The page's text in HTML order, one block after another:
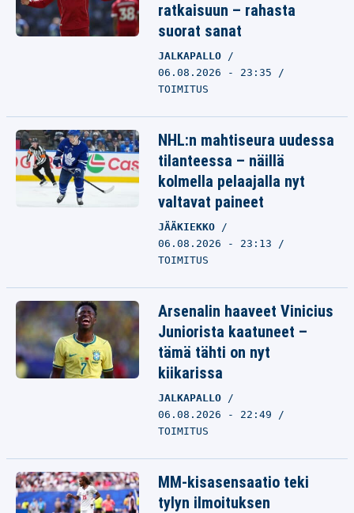
ratkaisuun – rahasta
suorat sanat
JALKAPALLO
06.08.2026 - 23:35
TOIMITUS
NHL:n mahtiseura uudessa
tilanteessa – näillä
kolmella pelaajalla nyt
valtavat paineet
JÄÄKIEKKO
06.08.2026 - 23:13
TOIMITUS
Arsenalin haaveet Vinicius
Juniorista kaatuneet –
tämä tähti on nyt
kiikarissa
JALKAPALLO
06.08.2026 - 22:49
TOIMITUS
MM-kisasensaatio teki
tylyn ilmoituksen